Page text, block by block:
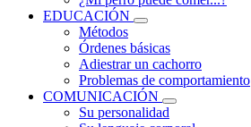
EDUCACIÓN
Métodos
Órdenes básicas
Adiestrar un cachorro
Problemas de comportamiento
COMUNICACIÓN
Su personalidad